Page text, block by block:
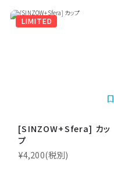
LIMITED
bookmark_border
[SINZOW+Sfera] カッ
プ
¥4,200(税別)